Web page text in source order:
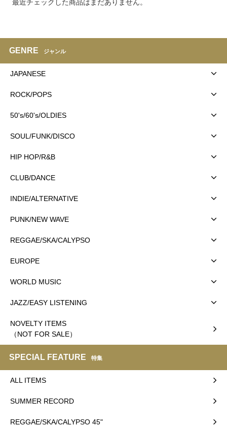
最近チェックした商品はまだありません。
GENRE ジャンル
JAPANESE
ROCK/POPS
50's/60's/OLDIES
SOUL/FUNK/DISCO
HIP HOP/R&B
CLUB/DANCE
INDIE/ALTERNATIVE
PUNK/NEW WAVE
REGGAE/SKA/CALYPSO
EUROPE
WORLD MUSIC
JAZZ/EASY LISTENING
NOVELTY ITEMS
（NOT FOR SALE）
SPECIAL FEATURE 特集
ALL ITEMS
SUMMER RECORD
REGGAE/SKA/CALYPSO 45"